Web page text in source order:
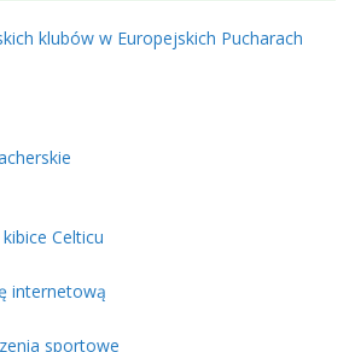
klubów w Europejskich Pucharach
Celticu
internetową
sportowe